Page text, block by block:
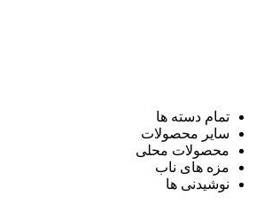
تمام دسته ها
سایر محصولات
محصولات محلی
مزه های ناب
نوشیدنی ها